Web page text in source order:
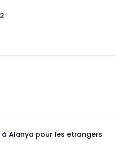
à Alanya pour les etrangers